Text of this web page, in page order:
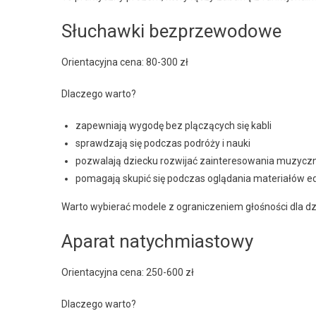
Słuchawki bezprzewodowe
Orientacyjna cena: 80-300 zł
Dlaczego warto?
zapewniają wygodę bez plączących się kabli
sprawdzają się podczas podróży i nauki
pozwalają dziecku rozwijać zainteresowania
pomagają skupić się podczas oglądania materiałów
Warto wybierać modele z ograniczeniem głośności dla
Aparat natychmiastowy
Orientacyjna cena: 250-600 zł
Dlaczego warto?